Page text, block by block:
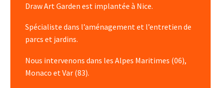
Draw Art Garden est implantée à Nice.
Spécialiste dans l’aménagement et l’entretien de
parcs et jardins.
Nous intervenons dans les Alpes Maritimes (06),
Monaco et Var (83).